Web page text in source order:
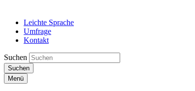
Leichte Sprache
Umfrage
Kontakt
Suchen
Suchen
Menü